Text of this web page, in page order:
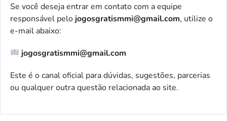
Se você deseja entrar em contato com a equipe
responsável pelo jogosgratismmi@gmail.com, utilize o
e-mail abaixo:
jogosgratismmi@gmail.com
Este é o canal oficial para dúvidas, sugestões, parcerias
ou qualquer outra questão relacionada ao site.